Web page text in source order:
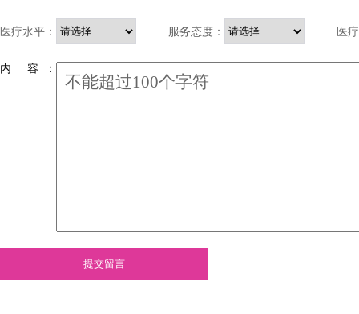
医疗水平： 服务态度： 医
内 容 ：
提交留言